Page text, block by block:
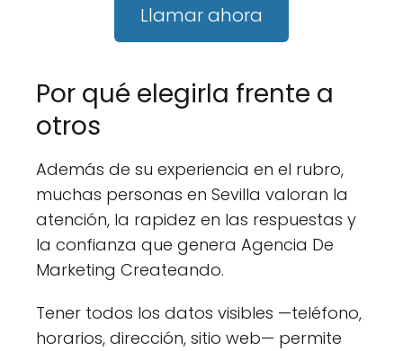
Llamar ahora
Por qué elegirla frente a
otros
Además de su experiencia en el rubro,
muchas personas en Sevilla valoran la
atención, la rapidez en las respuestas y
la confianza que genera Agencia De
Marketing Createando.
Tener todos los datos visibles —teléfono,
horarios, dirección, sitio web— permite